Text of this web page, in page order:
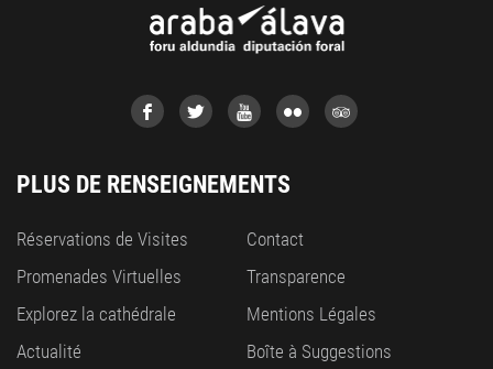
PLUS DE RENSEIGNEMENTS
Réservations de Visites
Promenades Virtuelles
Explorez la cathédrale
Actualité
Contact
Transparence
Mentions Légales
Boîte à Suggestions